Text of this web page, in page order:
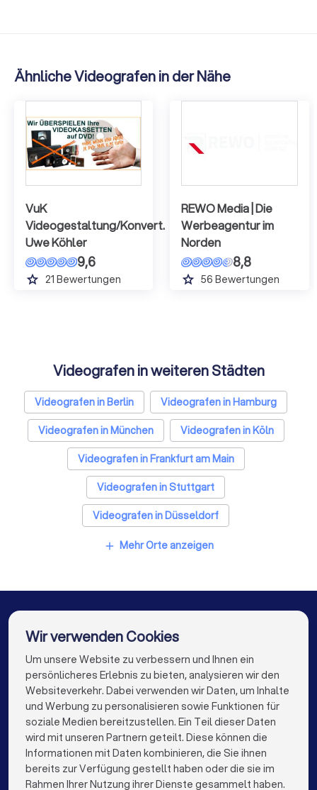
Ähnliche Videografen in der Nähe
VuK
Videogestaltung/Konvert.
Uwe Köhler
9,6
grade 21 Bewertungen
REWO Media | Die
Werbeagentur im
Norden
8,8
grade 56 Bewertungen
Videografen in weiteren Städten
Videografen in Berlin
Videografen in Hamburg
Videografen in München
Videografen in Köln
Videografen in Frankfurt am Main
Videografen in Stuttgart
Videografen in Düsseldorf
Videografen in Dortmund
Videografen in Essen
Videografen in Leipzig
Videografen in Bochum
Videografen in Wuppertal
Videografen in Bielefeld
Videografen in Bonn
Videografen in Münster
add Mehr Orte anzeigen
Die besten Unternehmen für Sie
info@trustlocal.de
FÜR PRIVATPERSONEN
Wir verwenden Cookies
Um unsere Website zu verbessern und Ihnen ein
persönlicheres Erlebnis zu bieten, analysieren wir den
Websiteverkehr. Dabei verwenden wir Daten, um Inhalte
und Werbung zu personalisieren sowie Funktionen für
soziale Medien bereitzustellen. Ein Teil dieser Daten
wird mit unseren Partnern geteilt. Diese können die
Informationen mit Daten kombinieren, die Sie ihnen
bereits zur Verfügung gestellt haben oder die sie im
Rahmen Ihrer Nutzung ihrer Dienste gesammelt haben.